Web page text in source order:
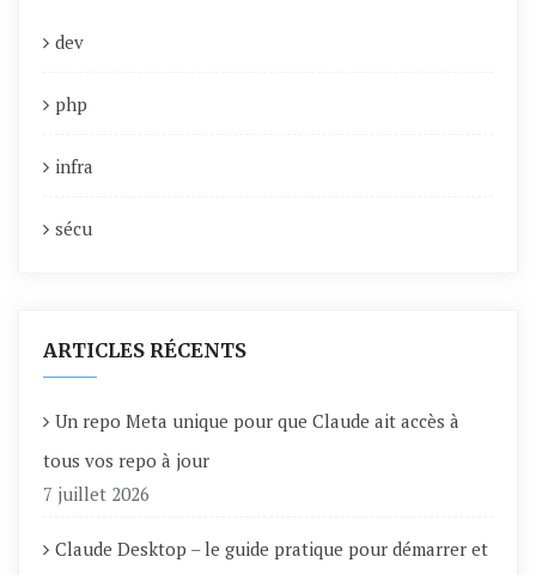
dev
php
infra
sécu
ARTICLES RÉCENTS
Un repo Meta unique pour que Claude ait accès à
tous vos repo à jour
7 juillet 2026
Claude Desktop – le guide pratique pour démarrer et